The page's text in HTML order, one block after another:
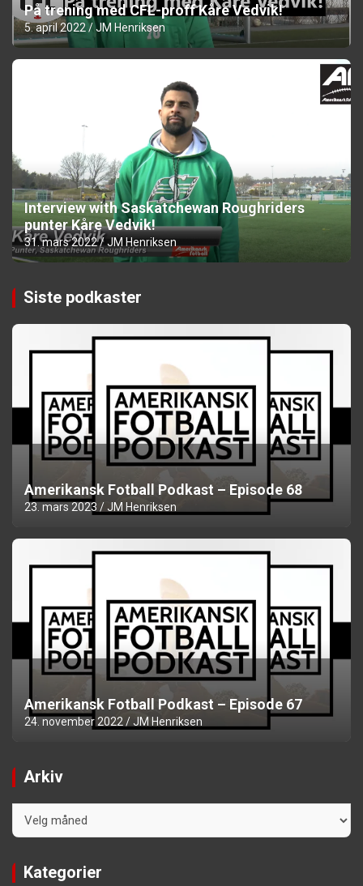
På trening med CFL-proff Kåre Vedvik!
5. april 2022 JM Henriksen
Interview with Saskatchewan Roughriders
punter Kåre Vedvik!
31. mars 2022 JM Henriksen
Siste podkaster
Amerikansk Fotball Podkast – Episode 68
23. mars 2023 JM Henriksen
Amerikansk Fotball Podkast – Episode 67
24. november 2022 JM Henriksen
Arkiv
Kategorier